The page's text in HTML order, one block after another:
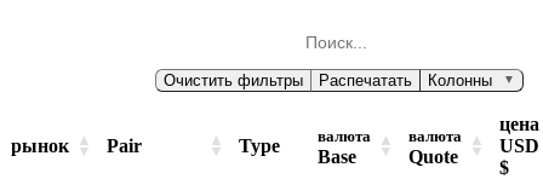
Очистить фильтры Распечатать Колонны ▼
рынок Pair Type валюта
Base
валюта
Quote
цена
USD
$